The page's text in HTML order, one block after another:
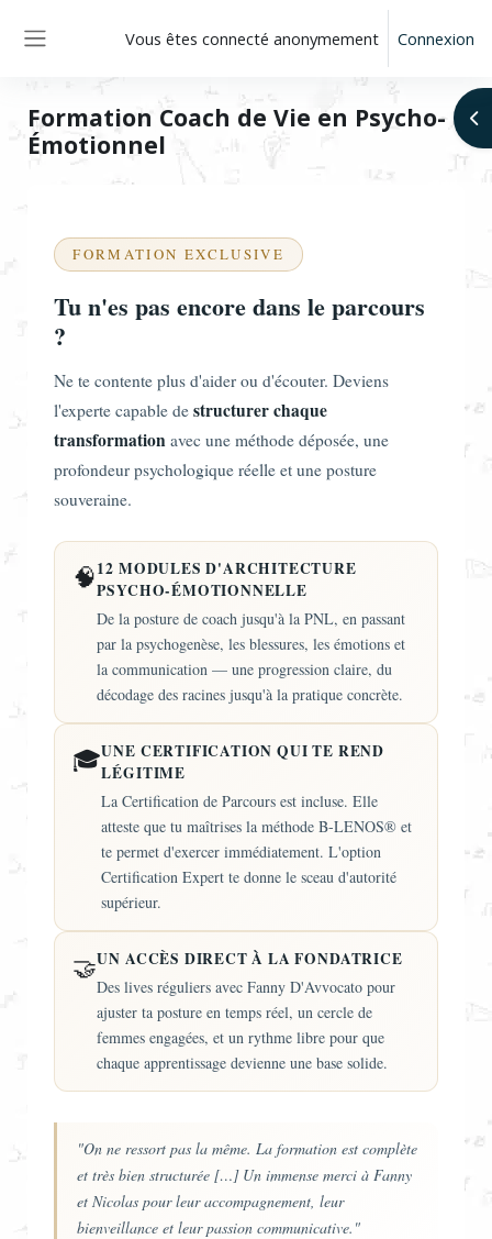
Vous êtes connecté anonymement Connexion
Formation Coach de Vie en Psycho-
Émotionnel
FORMATION EXCLUSIVE
Tu n'es pas encore dans le parcours
?
Ne te contente plus d'aider ou d'écouter. Deviens
l'experte capable destructurer chaque
transformation avec une méthode déposée, une
profondeur psychologique réelle et une posture
souveraine.
🧠12 MODULES D'ARCHITECTURE
PSYCHO-ÉMOTIONNELLE
De la posture de coach jusqu'à la PNL, en passant
par la psychogenèse, les blessures, les émotions et
la communication — une progression claire, du
décodage des racines jusqu'à la pratique concrète.
🎓UNE CERTIFICATION QUI TE REND
LÉGITIME
La Certification de Parcours est incluse. Elle
atteste que tu maîtrises la méthode B-LENOS® et
te permet d'exercer immédiatement. L'option
Certification Expert te donne le sceau d'autorité
supérieur.
🤝UN ACCÈS DIRECT À LA FONDATRICE
Des lives réguliers avec Fanny D'Avvocato pour
ajuster ta posture en temps réel, un cercle de
femmes engagées, et un rythme libre pour que
chaque apprentissage devienne une base solide.
"On ne ressort pas la même. La formation est complète
et très bien structurée […] Un immense merci à Fanny
et Nicolas pour leur accompagnement, leur
bienveillance et leur passion communicative."